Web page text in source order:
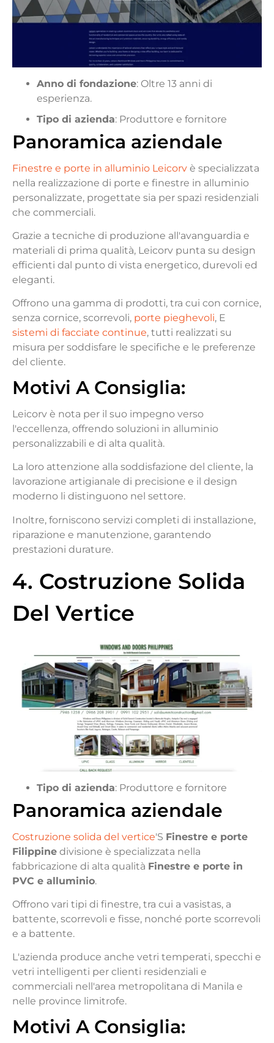
Anno di fondazione: Oltre 13 anni di
esperienza.
Tipo di azienda: Produttore e fornitore
Panoramica aziendale
Finestre e porte in alluminio Leicorv è specializzata
nella realizzazione di porte e finestre in alluminio
personalizzate, progettate sia per spazi residenziali
che commerciali.
Grazie a tecniche di produzione all'avanguardia e
materiali di prima qualità, Leicorv punta su design
efficienti dal punto di vista energetico, durevoli ed
eleganti.
Offrono una gamma di prodotti, tra cui con cornice,
senza cornice, scorrevoli, porte pieghevoli, E
sistemi di facciate continue, tutti realizzati su
misura per soddisfare le specifiche e le preferenze
del cliente.
Motivi A Consiglia:
Leicorv è nota per il suo impegno verso
l'eccellenza, offrendo soluzioni in alluminio
personalizzabili e di alta qualità.
La loro attenzione alla soddisfazione del cliente, la
lavorazione artigianale di precisione e il design
moderno li distinguono nel settore.
Inoltre, forniscono servizi completi di installazione,
riparazione e manutenzione, garantendo
prestazioni durature.
4. Costruzione Solida
Del Vertice
Tipo di azienda: Produttore e fornitore
Panoramica aziendale
Costruzione solida del vertice'S Finestre e porte
Filippine divisione è specializzata nella
fabbricazione di alta qualità Finestre e porte in
PVC e alluminio.
Offrono vari tipi di finestre, tra cui a vasistas, a
battente, scorrevoli e fisse, nonché porte scorrevoli
e a battente.
L'azienda produce anche vetri temperati, specchi e
vetri intelligenti per clienti residenziali e
commerciali nell'area metropolitana di Manila e
nelle province limitrofe.
Motivi A Consiglia: